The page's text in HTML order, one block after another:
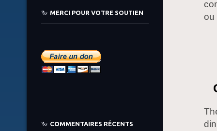
ou
MERCI POUR VOTRE SOUTIEN
COMMENTAIRES RÉCENTS